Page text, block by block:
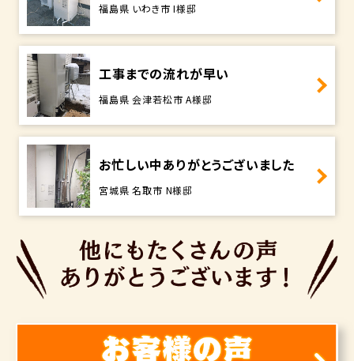
福島県 いわき市 I様邸
工事までの流れが早い
福島県 会津若松市 A様邸
お忙しい中ありがとうございました
宮城県 名取市 N様邸